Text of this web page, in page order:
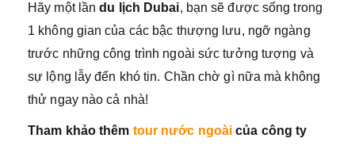
Hãy một lầndu lịch Dubai, bạn sẽ được sống trong
1 không gian của các bậc thượng lưu, ngỡ ngàng
trước những công trình ngoài sức tưởng tượng và
sự lộng lẫy đến khó tin. Chần chờ gì nữa mà không
thử ngay nào cả nhà!
Tham khảo thêm tour nước ngoài của công ty